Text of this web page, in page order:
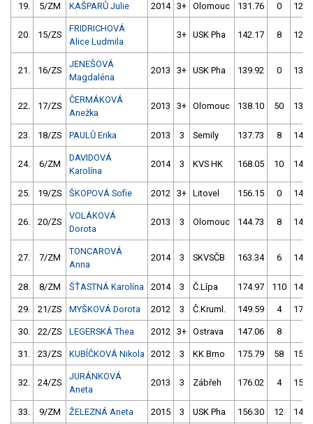
19. 5/ZM KAŠPARŮ Julie 2014 3+ Olomouc 131.76 0
20. 15/ZS
FRIDRICHOVÁ
Alice Ludmila
3+ USK Pha 142.17 8
21. 16/ZS
JENEŠOVÁ
Magdaléna
2013 3+ USK Pha 139.92 0
22. 17/ZS
ČERMÁKOVÁ
Anežka
2013 3+ Olomouc 138.10 50
23. 18/ZS PAULŮ Erika 2013 3 Semily 137.73 8
24. 6/ZM
DAVIDOVÁ
Karolína
2014 3 KVS HK 168.05 10
25. 19/ZS ŠKOPOVÁ Sofie 2012 3+ Litovel 156.15 0
26. 20/ZS
VOLÁKOVÁ
Dorota
2013 3 Olomouc 144.73 8
27. 7/ZM
TONCAROVÁ
Anna
2014 3 SKVSČB 163.34 6
28. 8/ZM ŠŤASTNÁ Karolína 2014 3 Č.Lípa 174.97 110
29. 21/ZS MYŠKOVÁ Dorota 2012 3 Č.Kruml. 149.59 4
30. 22/ZS LEGERSKÁ Thea 2012 3+ Ostrava 147.06 8
31. 23/ZS KUBÍČKOVÁ Nikola 2012 3 KK Brno 175.79 58
32. 24/ZS
JURÁNKOVÁ
Aneta
2013 3 Zábřeh 176.02 4
33. 9/ZM ŽELEZNÁ Aneta 2015 3 USK Pha 156.30 12